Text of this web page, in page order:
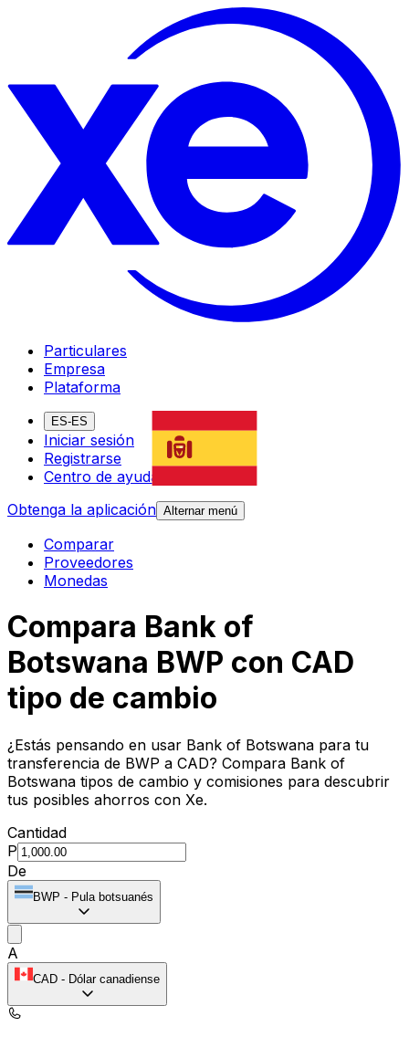
Particulares
Empresa
Plataforma
ES-ES
Iniciar sesión
Registrarse
Centro de ayuda
Obtenga la aplicación Alternar menú
Comparar
Proveedores
Monedas
Compara Bank of
Botswana BWP con CAD
tipo de cambio
¿Estás pensando en usar Bank of Botswana para tu
transferencia de BWP a CAD? Compara Bank of
Botswana tipos de cambio y comisiones para descubrir
tus posibles ahorros con Xe.
Cantidad
P
De
BWP - Pula botsuanés
A
CAD - Dólar canadiense